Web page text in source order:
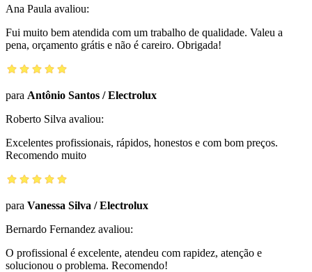
Ana Paula avaliou:
Fui muito bem atendida com um trabalho de qualidade. Valeu a
pena, orçamento grátis e não é careiro. Obrigada!
para Antônio Santos /Electrolux
Roberto Silva avaliou:
Excelentes profissionais, rápidos, honestos e com bom preços.
Recomendo muito
para Vanessa Silva /Electrolux
Bernardo Fernandez avaliou:
O profissional é excelente, atendeu com rapidez, atenção e
solucionou o problema. Recomendo!